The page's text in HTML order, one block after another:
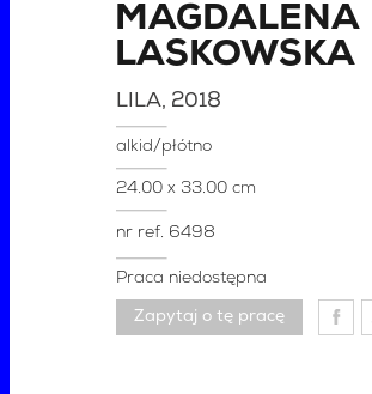
MAGDALENA
LASKOWSKA
LILA, 2018
alkid/płótno
24.00 x 33.00 cm
nr ref. 6498
Praca niedostępna
Zapytaj o tę pracę